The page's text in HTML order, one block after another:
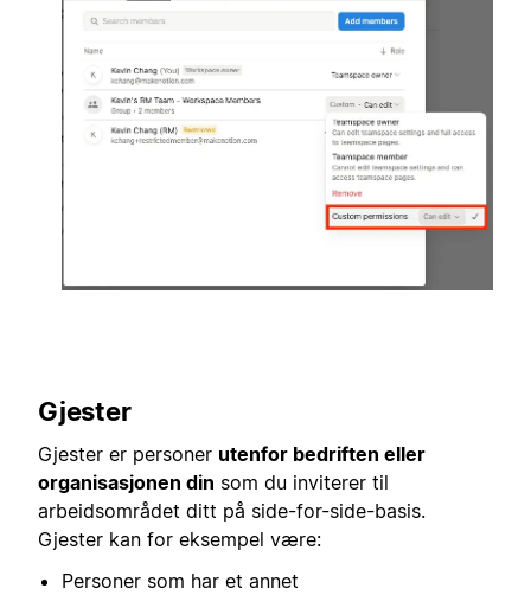
Gjester
Gjester er personer utenfor bedriften eller
organisasjonen din som du inviterer til
arbeidsområdet ditt på side-for-side-basis.
Gjester kan for eksempel være:
Personer som har et annet